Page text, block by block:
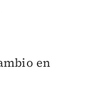
en